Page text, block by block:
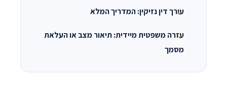
עורך דין נזיקין: המדריך המלא
עזרה משפטית מיידית: תיאור מצב או העלאת
מסמך